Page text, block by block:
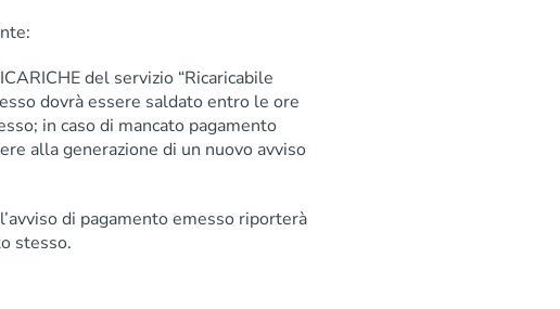
del servizio “Ricaricabile
dovrà essere saldato entro le ore
in caso di mancato pagamento
alla generazione di un nuovo avviso
di pagamento emesso riporterà
stesso.